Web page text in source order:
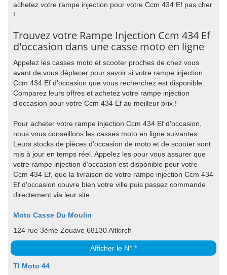
achetez votre rampe injection pour votre Ccm 434 Ef pas cher
!
Trouvez votre Rampe Injection Ccm 434 Ef
d'occasion dans une casse moto en ligne
Appelez les casses moto et scooter proches de chez vous
avant de vous déplacer pour savoir si votre rampe injection
Ccm 434 Ef d'occasion que vous recherchez est disponible.
Comparez leurs offres et achetez votre rampe injection
d'occasion pour votre Ccm 434 Ef au meilleur prix !
Pour acheter votre rampe injection Ccm 434 Ef d'occasion,
nous vous conseillons les casses moto en ligne suivantes.
Leurs stocks de pièces d'occasion de moto et de scooter sont
mis à jour en temps réel. Appelez les pour vous assurer que
votre rampe injection d'occasion est disponible pour votre
Ccm 434 Ef, que la livraison de votre rampe injection Ccm 434
Ef d'occasion couvre bien votre ville puis passez commande
directement via leur site.
Moto Casse Du Moulin
124 rue 3ème Zouave 68130 Altkirch
Afficher le N° *
TI Moto 44